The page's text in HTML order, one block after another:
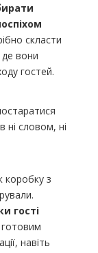
скласти
вони
гостей.
ні словом, ні
коробку з
гості
навіть